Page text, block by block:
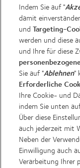
Mail anTraining-
CooperVision Ihre
Diese Webseite ist
dessen
Learning
Indem Sie auf "
damit
undTargeting-
werden und diese
und Ihre für diese
Sie auf "Ablehnen"
Erforderliche
Ihre Cookie- und
indem Sie unten
Über diese
auch jederzeit mit
Neben der
Einwilligung auch
Verarbeitung Ihrer